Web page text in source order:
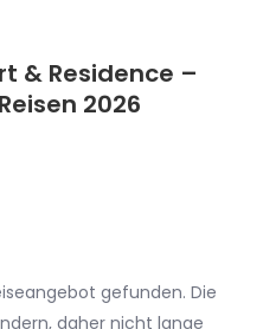
& Residence –
2026
gefunden. Die
daher nicht lange